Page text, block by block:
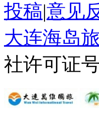
投稿|意见
大连海岛
社许可证